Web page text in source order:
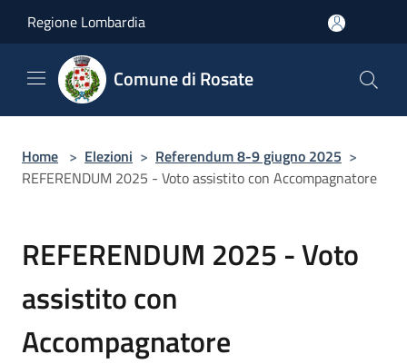
Regione Lombardia
Comune di Rosate
Home > Elezioni > Referendum 8-9 giugno 2025 >
REFERENDUM 2025 - Voto assistito con Accompagnatore
REFERENDUM 2025 - Voto
assistito con
Accompagnatore